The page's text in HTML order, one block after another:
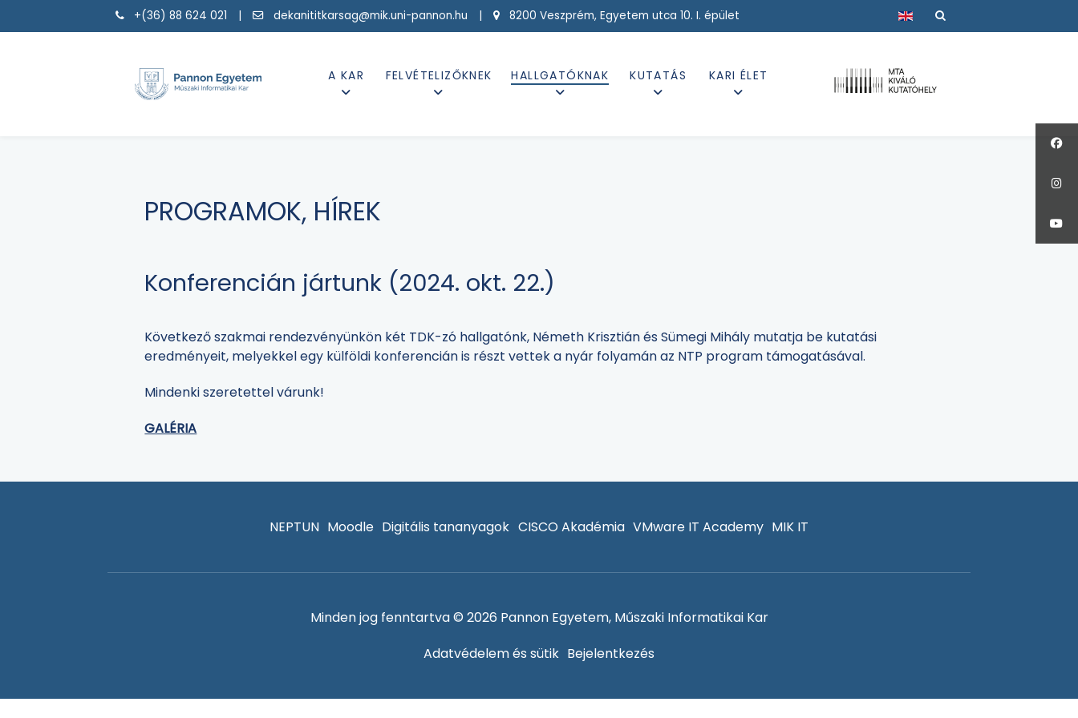
+(36) 88 624 021 | dekanititkarsag@mik.uni-pannon.hu | 8200 Veszprém, Egyetem utca 10. I. épület Válasszon nyelvet
A KAR FELVÉTELIZŐKNEK HALLGATÓKNAK KUTATÁS KARI ÉLET
PROGRAMOK, HÍREK
Konferencián jártunk (2024. okt. 22.)
Következő szakmai rendezvényünkön két TDK-zó hallgatónk, Németh Krisztián és Sümegi Mihály mutatja be kutatási
eredményeit, melyekkel egy külföldi konferencián is részt vettek a nyár folyamán az NTP program támogatásával.
Mindenki szeretettel várunk!
GALÉRIA
NEPTUN Moodle Digitális tananyagok CISCO Akadémia VMware IT Academy MIK IT
Minden jog fenntartva © 2026 Pannon Egyetem, Műszaki Informatikai Kar
Adatvédelem és sütik Bejelentkezés